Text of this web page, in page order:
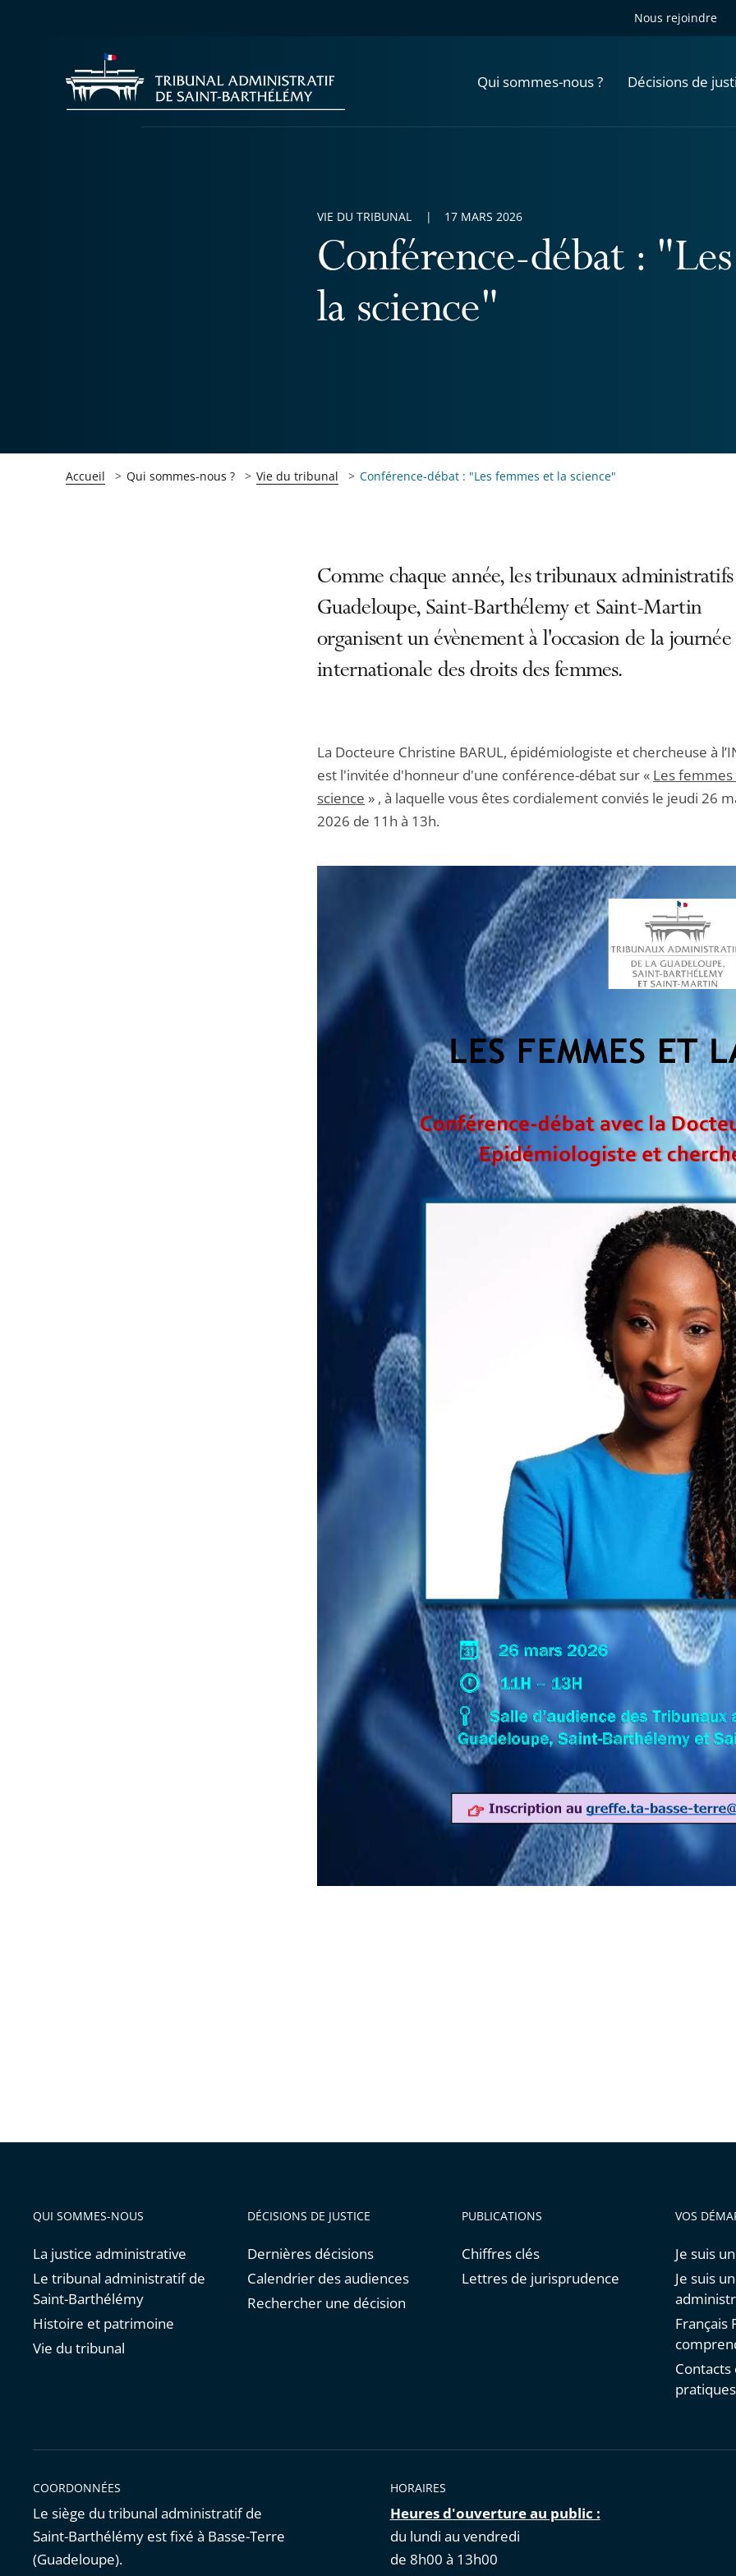
Nous rejoindre
Qui sommes-nous ? Décisions de
Conférence-débat :
la science"
VIE DU TRIBUNAL 17 MARS 2026
Accueil Qui sommes-nous ? Vie du tribunal Conférence-débat : "Les femmes et la science"
Comme chaque année, les tribunaux
Guadeloupe, Saint-Barthélemy et Saint-Martin
organisent un évènement à l'occasion de la journée
internationale des droits des femmes.
La Docteure Christine BARUL, épidémiologiste et chercheuse à
est l'invitée d'honneur d'une conférence-débat sur « Les femmes
science » , à laquelle vous êtes cordialement conviés le jeudi 26
2026 de 11h à 13h.
QUI SOMMES-NOUS
La justice administrative
Le tribunal administratif de
Saint-Barthélémy
Histoire et patrimoine
Vie du tribunal
DÉCISIONS DE JUSTICE
Dernières décisions
Calendrier des audiences
Rechercher une décision
PUBLICATIONS
Chiffres clés
Lettres de jurisprudence
VOS
Je suis
Je suis
Français
pratiques
COORDONNÉES
Le siège du tribunal administratif de
Saint-Barthélémy est fixé à Basse-Terre
(Guadeloupe).
HORAIRES
Heures d'ouverture au public :
du lundi au vendredi
de 8h00 à 13h00